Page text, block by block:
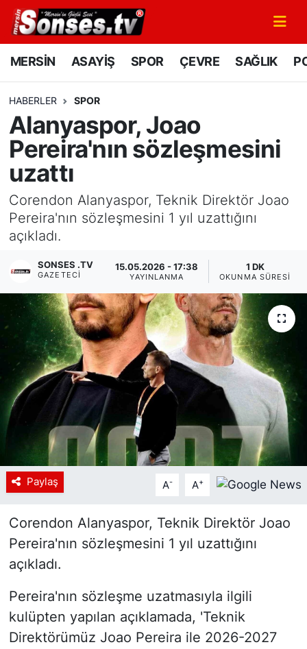
MERSİN ASAYİŞ SPOR ÇEVRE SAĞLIK
HABERLER SPOR
Alanyaspor, Joao
Pereira'nın sözleşmesini
uzattı
Corendon Alanyaspor, Teknik Direktör Joao
Pereira'nın sözleşmesini 1 yıl uzattığını
açıkladı.
SONSES .TV
GAZETECI
15.05.2026 - 17:38
YAYINLANMA
1 DK
OKUNMA SÜRESI
Paylaş A- A+
Corendon Alanyaspor, Teknik Direktör Joao
Pereira'nın sözleşmesini 1 yıl uzattığını
açıkladı.
Pereira'nın sözleşme uzatmasıyla ilgili
kulüpten yapılan açıklamada, 'Teknik
Direktörümüz Joao Pereira ile 2026-2027
MERSİN
SPOR
GÜNÜN MANŞETİ
DÜNYA
KÜLTÜR - SANAT
MAGAZİN
SAĞLIK
Siyaset
YEREL HABER
Haberde insan
Tanıtım
Mersin Nöbetçi Eczaneler
Mersin Namaz Vakitleri
Mersin Trafik Yoğunluk Haritası
Süper Lig Puan Durumu ve Fikstür
Tüm Manşetler
Son Dakika Haberleri
Haber Arşivi